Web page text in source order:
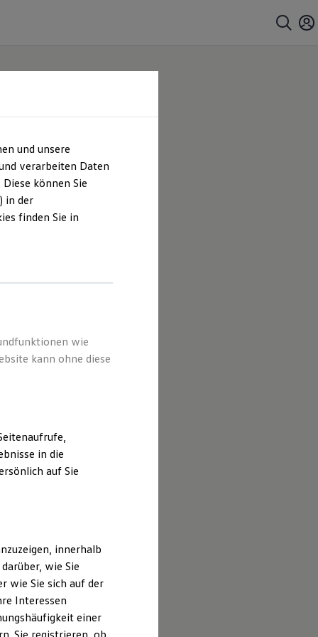
und unsere
verarbeiten Daten
können Sie
in der
finden Sie in
wie
kann ohne diese
in die
auf Sie
innerhalb
wie Sie
wie Sie sich auf der
Interessen
einer
Sie registrieren, ob